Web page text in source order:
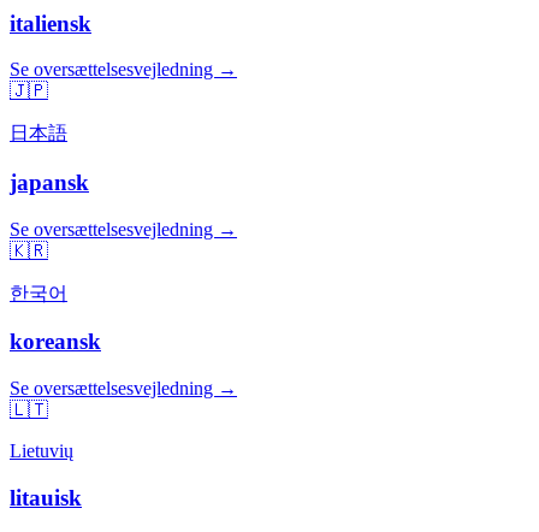
italiensk
Se oversættelsesvejledning →
🇯🇵
日本語
japansk
Se oversættelsesvejledning →
🇰🇷
한국어
koreansk
Se oversættelsesvejledning →
🇱🇹
Lietuvių
litauisk